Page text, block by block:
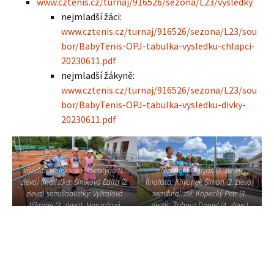
nejmladší žáci:
www.cztenis.cz/turnaj/916526/sezona/L23/sou
bor/BabyTenis-OPJ-tabulka-vysledku-chlapci-
20230611.pdf
nejmladší žákyně:
www.cztenis.cz/turnaj/916526/sezona/L23/sou
bor/BabyTenis-OPJ-tabulka-vysledku-divky-
20230611.pdf
vítězka: Holeksová Valentýna (1.
zleva) finalistka: Šimková Edita (2.
zleva) semifinalistky: Vyžralová
Viktorie (3. zleva), Hanzalová
vítěz: Hakr Matyáš (1. zleva)
finalista: Křivanek Šimon (2. zleva)
semifinalisté: Kopecký Petr (3.
zleva), Žahour Daniel (4. zleva)